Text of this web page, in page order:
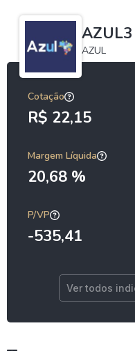
AZUL3
AZUL
Cotação
R$ 22,15
Margem Líquida
20,68 %
P/VP
-535,41
Ver todos